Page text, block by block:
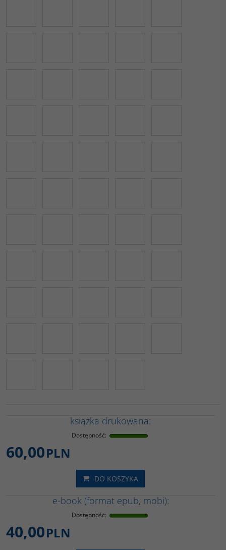
książka drukowana:
Dostępność:
60,00PLN
DO KOSZYKA
e-book (format epub, mobi):
Dostępność:
40,00PLN